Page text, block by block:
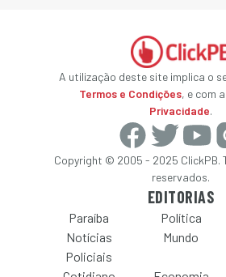
A utilização deste site implica o
Termos e Condições, e com a
Privacidade.
Copyright © 2005 - 2025 ClickPB.
reservados.
EDITORIAS
Paraíba Política
Notícias
Policiais
Mundo